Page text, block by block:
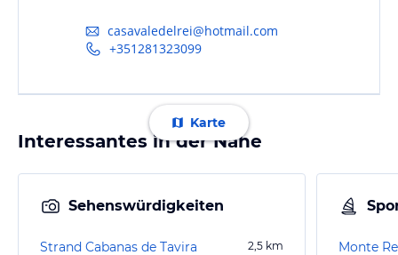
casavaledelrei@hotmail.com
+351281323099
Karte
Interessantes in der Nähe
Sehenswürdigkeiten
Strand Cabanas de Tavira 2,5 km Monte